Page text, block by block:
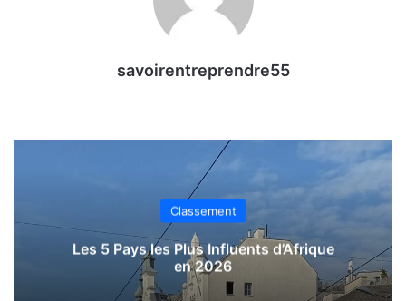
savoirentreprendre55
Classement
Les 5 Pays les Plus Influents d’Afrique
en 2026